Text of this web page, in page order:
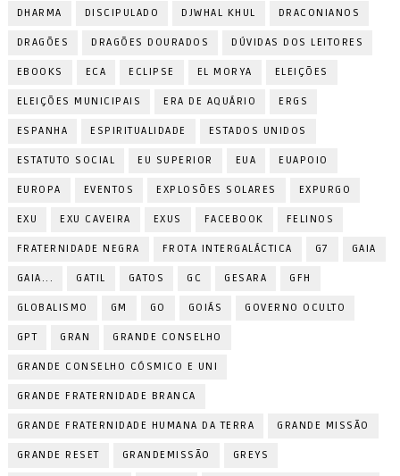
DHARMA DISCIPULADO DJWHAL KHUL DRACONIANOS
DRAGÕES DRAGÕES DOURADOS DÚVIDAS DOS LEITORES
EBOOKS ECA ECLIPSE EL MORYA ELEIÇÕES
ELEIÇÕES MUNICIPAIS ERA DE AQUÁRIO ERGS
ESPANHA ESPIRITUALIDADE ESTADOS UNIDOS
ESTATUTO SOCIAL EU SUPERIOR EUA EUAPOIO
EUROPA EVENTOS EXPLOSÕES SOLARES EXPURGO
EXU EXU CAVEIRA EXUS FACEBOOK FELINOS
FRATERNIDADE NEGRA FROTA INTERGALÁCTICA G7 GAIA
GAIA... GATIL GATOS GC GESARA GFH
GLOBALISMO GM GO GOIÁS GOVERNO OCULTO
GPT GRAN GRANDE CONSELHO
GRANDE CONSELHO CÓSMICO E UNI
GRANDE FRATERNIDADE BRANCA
GRANDE FRATERNIDADE HUMANA DA TERRA GRANDE MISSÃO
GRANDE RESET GRANDEMISSÃO GREYS